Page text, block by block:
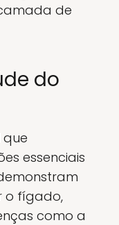
de
do
essenciais
o fígado,
como a